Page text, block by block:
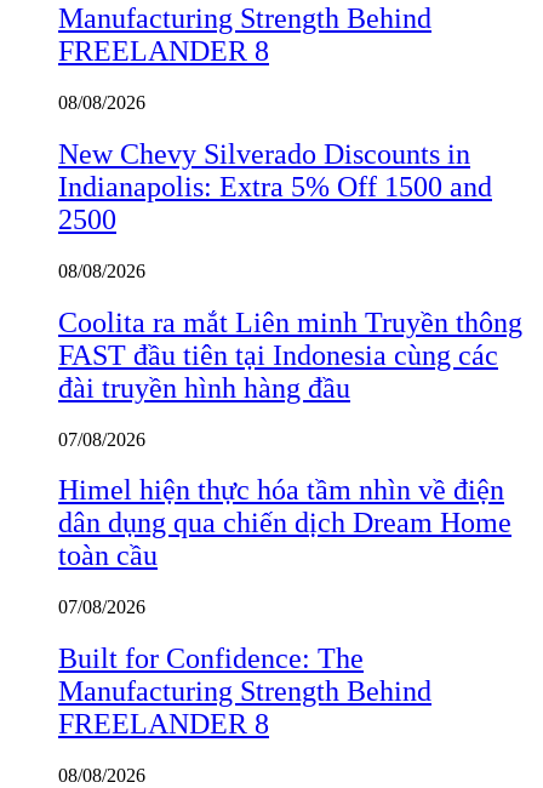
Manufacturing Strength Behind
FREELANDER 8
08/08/2026
New Chevy Silverado Discounts in
Indianapolis: Extra 5% Off 1500 and
2500
08/08/2026
Coolita ra mắt Liên minh Truyền thông
FAST đầu tiên tại Indonesia cùng các
đài truyền hình hàng đầu
07/08/2026
Himel hiện thực hóa tầm nhìn về điện
dân dụng qua chiến dịch Dream Home
toàn cầu
07/08/2026
Built for Confidence: The
Manufacturing Strength Behind
FREELANDER 8
08/08/2026